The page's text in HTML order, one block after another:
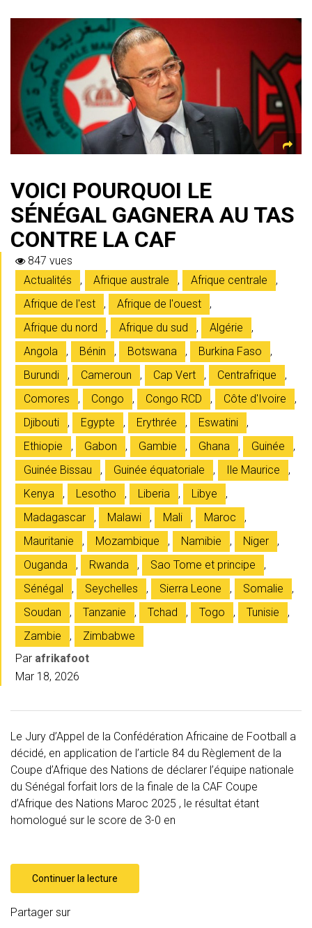
VOICI POURQUOI LE
SÉNÉGAL GAGNERA AU TAS
CONTRE LA CAF
847 vues
Actualités
, Afrique australe , Afrique centrale
,
Afrique de l'est
, Afrique de l'ouest
,
Afrique du nord
, Afrique du sud , Algérie
,
Angola
, Bénin , Botswana , Burkina Faso
,
Burundi
, Cameroun , Cap Vert , Centrafrique
,
Comores
, Congo , Congo RCD , Côte d'Ivoire
,
Djibouti
, Egypte , Erythrée , Eswatini
,
Ethiopie
, Gabon , Gambie , Ghana , Guinée
,
Guinée Bissau
, Guinée équatoriale , Ile Maurice
,
Kenya
, Lesotho , Liberia , Libye
,
Madagascar
, Malawi , Mali , Maroc
,
Mauritanie
, Mozambique , Namibie , Niger
,
Ouganda
, Rwanda , Sao Tome et principe
,
Sénégal
, Seychelles , Sierra Leone , Somalie
,
Soudan
, Tanzanie , Tchad , Togo , Tunisie
,
Zambie
,
Zimbabwe
Par afrikafoot
Mar 18, 2026
Le Jury d’Appel de la Confédération Africaine de Football a
décidé, en application de l’article 84 du Règlement de la
Coupe d’Afrique des Nations de déclarer l’équipe nationale
du Sénégal forfait lors de la finale de la CAF Coupe
d’Afrique des Nations Maroc 2025 , le résultat étant
homologué sur le score de 3-0 en
Continuer la lecture
Partager sur